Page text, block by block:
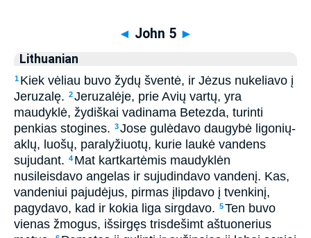
◄ John 5 ►
Lithuanian
1 Kiek vėliau buvo žydų šventė, ir Jėzus nukeliavo į
Jeruzalę. 2Jeruzalėje, prie Avių vartų, yra
maudyklė, žydiškai vadinama Betezda, turinti
penkias stogines. 3Jose gulėdavo daugybė ligonių­
aklų, luošų, paralyžiuotų, kurie laukė vandens
sujudant. 4 Mat kartkartėmis maudyklėn
nusileisdavo angelas ir sujudindavo vandenį. Kas,
vandeniui pajudėjus, pirmas įlipdavo į tvenkinį,
pagydavo, kad ir kokia liga sirgdavo. 5Ten buvo
vienas žmogus, išsirgęs trisdešimt aštuonerius